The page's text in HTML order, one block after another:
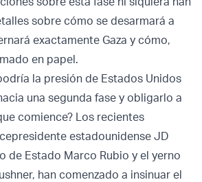
sobre cómo se desarmará a
exactamente Gaza y cómo,
en papel.
la presión de Estados Unidos
una segunda fase y obligarlo a
comience? Los recientes
estadounidense JD
de Estado Marco Rubio y el yerno
han comenzado a insinuar el